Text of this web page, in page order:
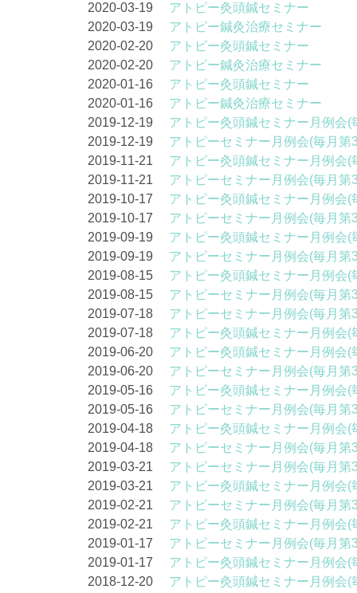
2020-03-19 アトピー灸頭鍼セミナー
2020-03-19 アトピー鍼灸治療セミナー
2020-02-20 アトピー灸頭鍼セミナー
2020-02-20 アトピー鍼灸治療セミナー
2020-01-16 アトピー灸頭鍼セミナー
2020-01-16 アトピー鍼灸治療セミナー
2019-12-19 アトピー灸頭鍼セミナー月例会(
2019-12-19 アトピーセミナー月例会(毎月第
2019-11-21 アトピー灸頭鍼セミナー月例会(
2019-11-21 アトピーセミナー月例会(毎月第
2019-10-17 アトピー灸頭鍼セミナー月例会(
2019-10-17 アトピーセミナー月例会(毎月第
2019-09-19 アトピー灸頭鍼セミナー月例会(
2019-09-19 アトピーセミナー月例会(毎月第
2019-08-15 アトピー灸頭鍼セミナー月例会(
2019-08-15 アトピーセミナー月例会(毎月第
2019-07-18 アトピーセミナー月例会(毎月第
2019-07-18 アトピー灸頭鍼セミナー月例会(
2019-06-20 アトピー灸頭鍼セミナー月例会(
2019-06-20 アトピーセミナー月例会(毎月第
2019-05-16 アトピー灸頭鍼セミナー月例会(
2019-05-16 アトピーセミナー月例会(毎月第
2019-04-18 アトピー灸頭鍼セミナー月例会(
2019-04-18 アトピーセミナー月例会(毎月第
2019-03-21 アトピーセミナー月例会(毎月第
2019-03-21 アトピー灸頭鍼セミナー月例会(
2019-02-21 アトピーセミナー月例会(毎月第
2019-02-21 アトピー灸頭鍼セミナー月例会(
2019-01-17 アトピーセミナー月例会(毎月第
2019-01-17 アトピー灸頭鍼セミナー月例会(
2018-12-20 アトピー灸頭鍼セミナー月例会(